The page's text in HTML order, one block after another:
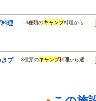
料理
…3種類のキャンプ料理から…
きプ
3種類のキャンプ料理から選…